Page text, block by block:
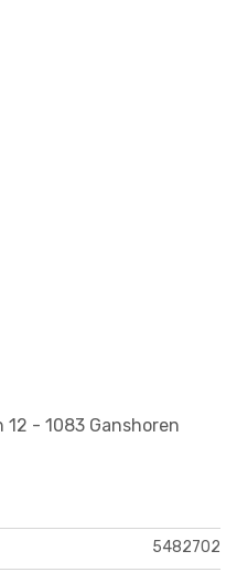
- 1083 Ganshoren
5482702